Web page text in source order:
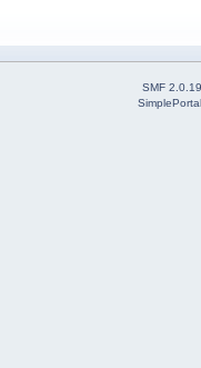
SMF 2.0.19